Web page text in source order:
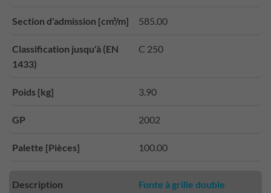
Section d'admission [cm²/m] 585.00
Classification jusqu'à (EN
1433)
C 250
Poids [kg] 3.90
GP 2002
Palette [Pièces] 100.00
Description
Fonte à grille double